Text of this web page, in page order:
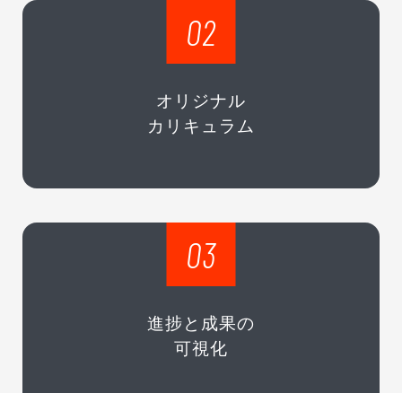
02
オリジナル
カリキュラム
03
進捗と成果の
可視化